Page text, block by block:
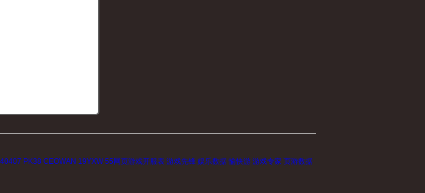
40407 PK38 CEOWAN 19YXW 55网页游戏开服表 游戏先锋 娱乐数据 愉快游 游戏专家 页游数据